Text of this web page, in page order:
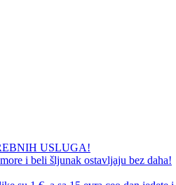
USLUGA!
i beli šljunak ostavljaju bez daha!